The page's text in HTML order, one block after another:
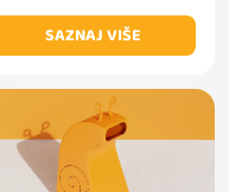
SAZNAJ VIŠE